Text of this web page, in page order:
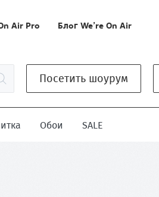
Air Pro Блог We’re On Air
Посетить шоурум
Обои SALE